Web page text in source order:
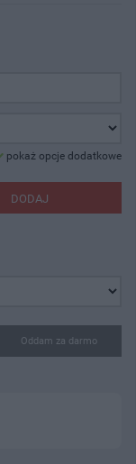
pokaż opcje dodatkowe
DODAJ
Oddam za darmo